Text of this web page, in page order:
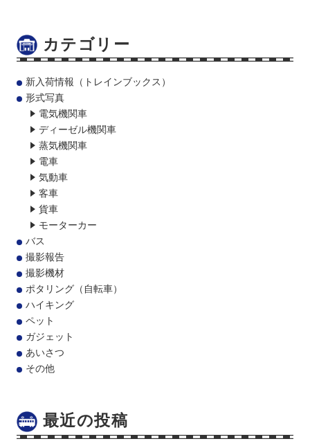
カテゴリー
新入荷情報（トレインブックス）
形式写真
電気機関車
ディーゼル機関車
蒸気機関車
電車
気動車
客車
貨車
モーターカー
バス
撮影報告
撮影機材
ポタリング（自転車）
ハイキング
ペット
ガジェット
あいさつ
その他
最近の投稿